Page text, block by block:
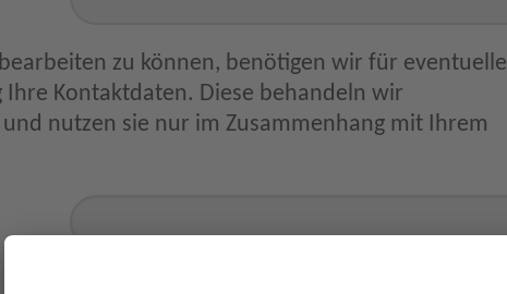
zu können, benötigen wir für eventuelle
im Zusammenhang mit Ihrem